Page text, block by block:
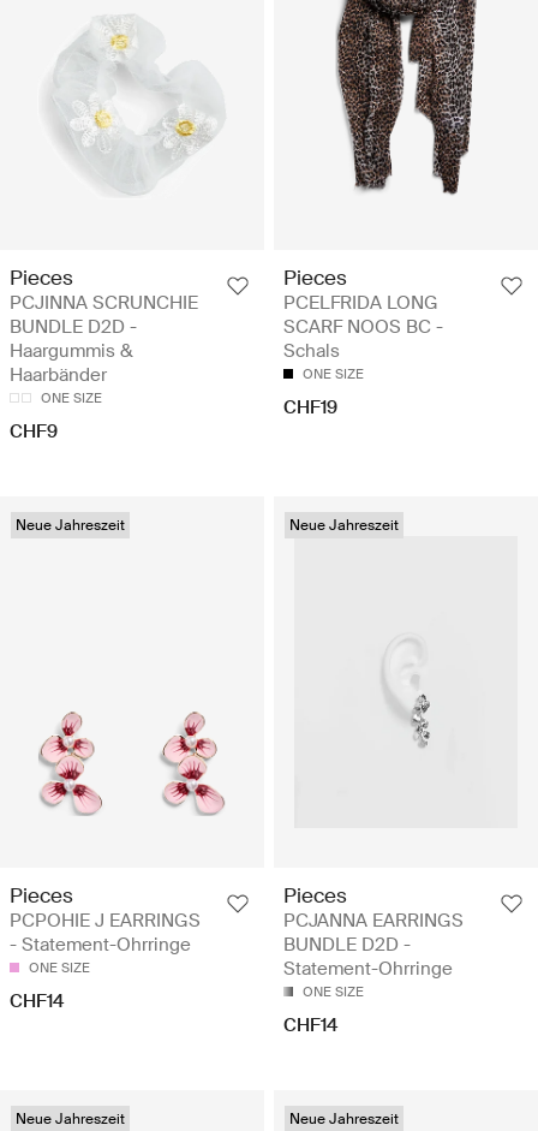
Pieces
PCJINNA SCRUNCHIE
BUNDLE D2D -
Haargummis &
Haarbänder
ONE SIZE
CHF9
Pieces
PCELFRIDA LONG
SCARF NOOS BC -
Schals
ONE SIZE
CHF19
Neue Jahreszeit
Pieces
PCPOHIE J EARRINGS
- Statement-Ohrringe
ONE SIZE
CHF14
Neue Jahreszeit
Pieces
PCJANNA EARRINGS
BUNDLE D2D -
Statement-Ohrringe
ONE SIZE
CHF14
Neue Jahreszeit Neue Jahreszeit